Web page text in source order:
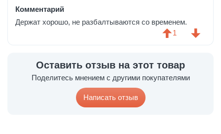
Комментарий
Держат хорошо, не разбалтываются со временем.
1
Оставить отзыв на этот товар
Поделитесь мнением с другими покупателями
Написать отзыв